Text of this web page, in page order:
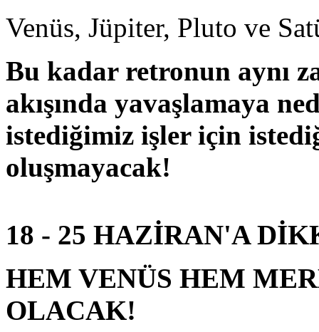
Venüs, Jüpiter, Pluto ve
Bu kadar retronun aynı
akışında yavaşlamaya
istediğimiz işler için
oluşmayacak!
18 - 25 HAZİRAN'A
HEM VENÜS HEM
OLACAK!